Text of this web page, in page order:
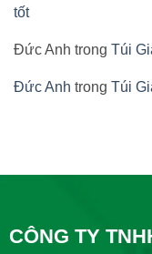
tốt
Đức Anh trong Túi
Đức Anh trong Túi
CÔNG TY